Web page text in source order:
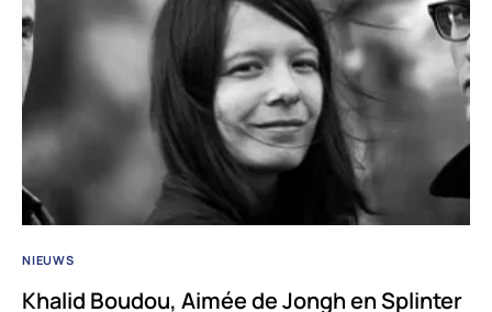
NIEUWS
Khalid Boudou, Aimée de Jongh en Splinter